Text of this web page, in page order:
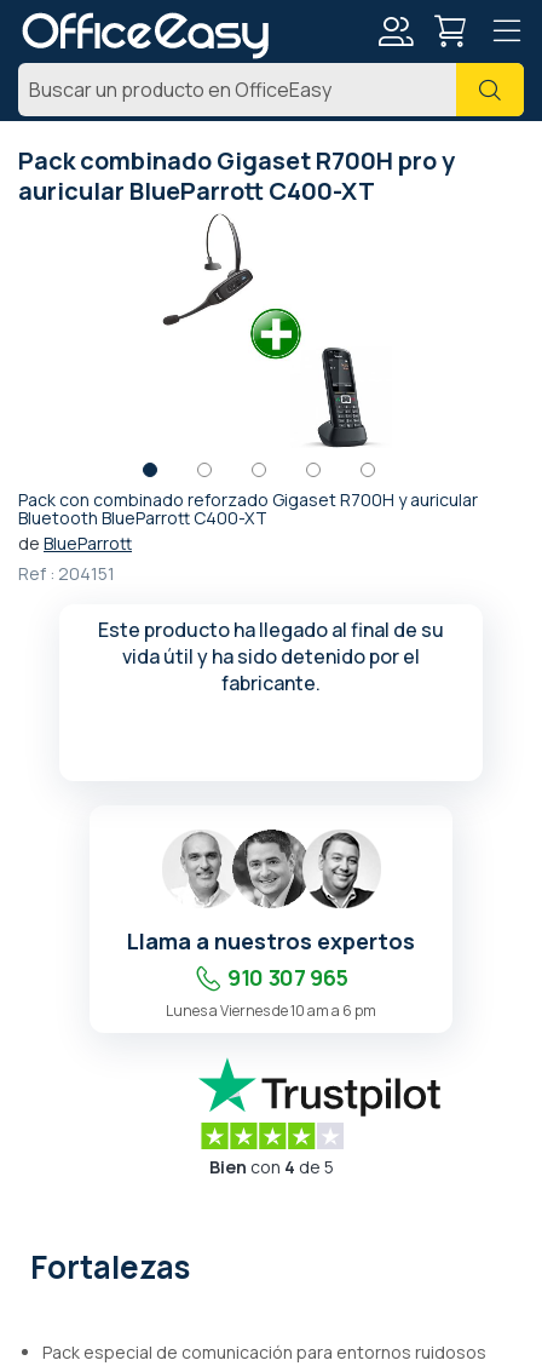
Pack combinado Gigaset R700H pro y
auricular BlueParrott C400-XT
Pack con combinado reforzado Gigaset R700H y auricular
Bluetooth BlueParrott C400-XT
de BlueParrott
Ref : 204151
Este producto ha llegado al final de su
vida útil y ha sido detenido por el
fabricante.
Saltar
al
de
Llama a nuestros expertos
910 307 965
Lunes a Viernes de 10 am a 6 pm
Bien con 4 de 5
Fortalezas
Pack especial de comunicación para entornos ruidosos